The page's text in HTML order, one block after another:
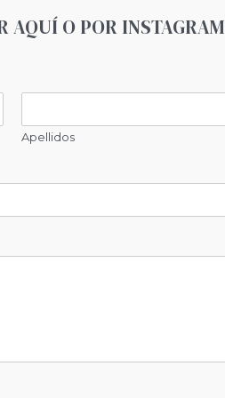
AQUÍ O POR INSTAGRAM
Apellidos